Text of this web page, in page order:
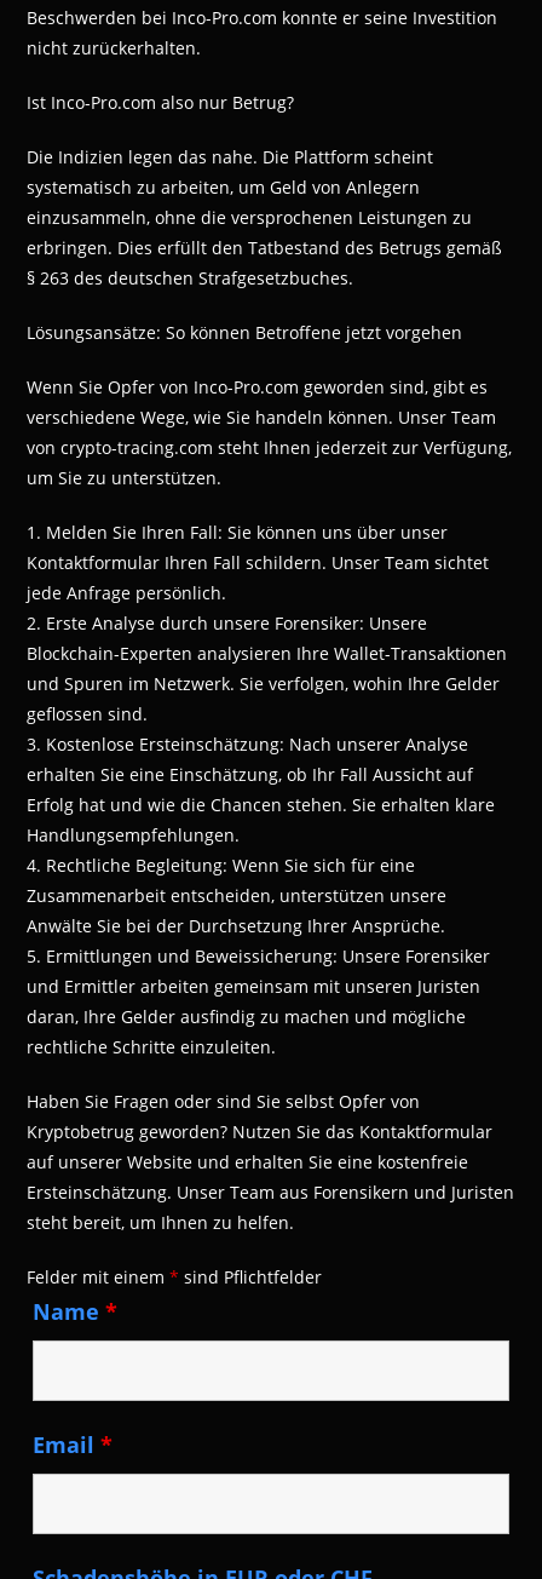
Beschwerden bei Inco-Pro.com konnte er seine Investition
nicht zurückerhalten.
Ist Inco-Pro.com also nur Betrug?
Die Indizien legen das nahe. Die Plattform scheint
systematisch zu arbeiten, um Geld von Anlegern
einzusammeln, ohne die versprochenen Leistungen zu
erbringen. Dies erfüllt den Tatbestand des Betrugs gemäß
§ 263 des deutschen Strafgesetzbuches.
Lösungsansätze: So können Betroffene jetzt vorgehen
Wenn Sie Opfer von Inco-Pro.com geworden sind, gibt es
verschiedene Wege, wie Sie handeln können. Unser Team
von crypto-tracing.com steht Ihnen jederzeit zur Verfügung,
um Sie zu unterstützen.
1. Melden Sie Ihren Fall: Sie können uns über unser
Kontaktformular Ihren Fall schildern. Unser Team sichtet
jede Anfrage persönlich.
2. Erste Analyse durch unsere Forensiker: Unsere
Blockchain-Experten analysieren Ihre Wallet-Transaktionen
und Spuren im Netzwerk. Sie verfolgen, wohin Ihre Gelder
geflossen sind.
3. Kostenlose Ersteinschätzung: Nach unserer Analyse
erhalten Sie eine Einschätzung, ob Ihr Fall Aussicht auf
Erfolg hat und wie die Chancen stehen. Sie erhalten klare
Handlungsempfehlungen.
4. Rechtliche Begleitung: Wenn Sie sich für eine
Zusammenarbeit entscheiden, unterstützen unsere
Anwälte Sie bei der Durchsetzung Ihrer Ansprüche.
5. Ermittlungen und Beweissicherung: Unsere Forensiker
und Ermittler arbeiten gemeinsam mit unseren Juristen
daran, Ihre Gelder ausfindig zu machen und mögliche
rechtliche Schritte einzuleiten.
Haben Sie Fragen oder sind Sie selbst Opfer von
Kryptobetrug geworden? Nutzen Sie das Kontaktformular
auf unserer Website und erhalten Sie eine kostenfreie
Ersteinschätzung. Unser Team aus Forensikern und Juristen
steht bereit, um Ihnen zu helfen.
Felder mit einem* sind Pflichtfelder
Name*
Email*